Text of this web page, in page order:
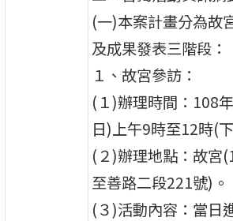
(一)本案計畫分為故
及成果發表三階段：
１、故宮參訪：
(１)辦理時間：108
日)上午9時至12時(
(２)辦理地點：故宮
至善路二段221號)。
(３)活動內容：當日